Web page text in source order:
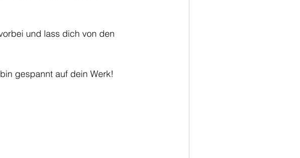
und lass dich von den
gespannt auf dein Werk!